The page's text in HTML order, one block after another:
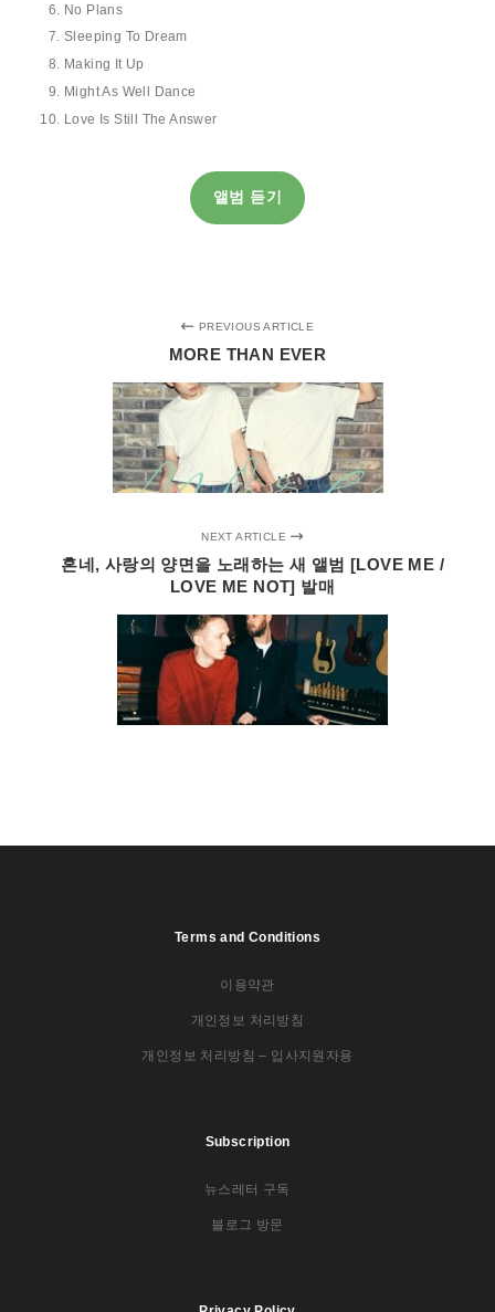
No Plans
Sleeping To Dream
Making It Up
Might As Well Dance
Love Is Still The Answer
앨범 듣기
PREVIOUS ARTICLE
MORE THAN EVER
NEXT ARTICLE
혼네, 사랑의 양면을 노래하는 새 앨범 [LOVE ME /
LOVE ME NOT] 발매
Terms and Conditions
이용약관
개인정보 처리방침
개인정보 처리방침 – 입사지원자용
Subscription
뉴스레터 구독
블로그 방문